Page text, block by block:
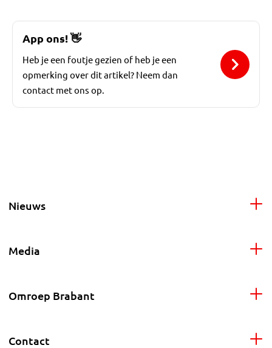
App ons!👋
Heb je een foutje gezien of heb je een
opmerking over dit artikel? Neem dan
contact met ons op.
Nieuws
Media
Omroep Brabant
Contact